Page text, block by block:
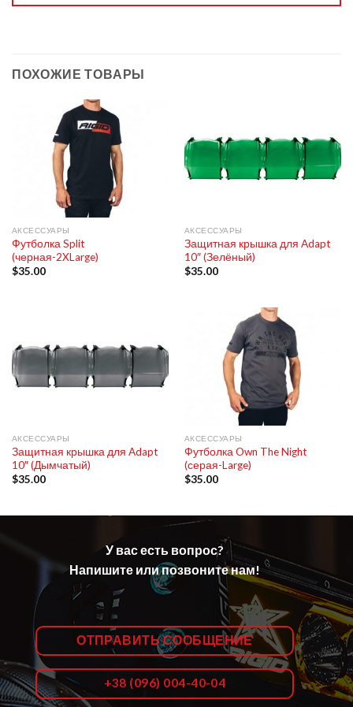
ПОХОЖИЕ ТОВАРЫ
АКСЕССУАРЫ
Футболка Split
(черная-2XLarge)
$35.00
АКСЕССУАРЫ
Защитная крышка для Adapt
10″ (Зелёный)
$35.00
АКСЕССУАРЫ
Защитная крышка для Adapt
10″ (Дымчатый)
$35.00
АКСЕССУАРЫ
Футболка Own The Night
(серая-Large)
$35.00
У вас есть вопрос?
Напишите или позвоните нам!
ОТПРАВИТЬ СООБЩЕНИЕ
+38 (096) 004-40-04